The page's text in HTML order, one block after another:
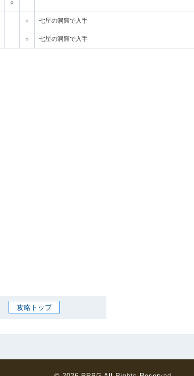
○
○ 七星の洞窟で入手
○ 七星の洞窟で入手
攻略トップ